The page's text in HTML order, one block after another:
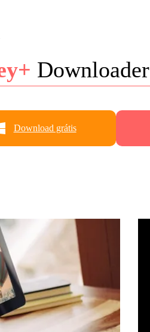
Downloader
Download grátis